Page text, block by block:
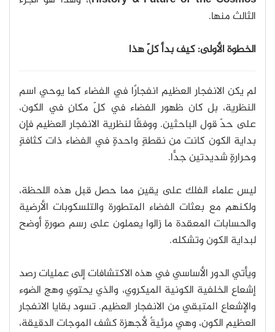
الثالث منها.
الخطوة الأولى: كيف بدأ كلّ هذا
لم يكن الانفجار العظيم انفجارًا في الفضاء كما يوحي اسم
النظرية، بل كان ظهور الفضاء في كلّ مكانٍ في الكون،
على حدّ قول الباحثين. ووفقًا لنظرية الانفجار العظيم فإن
بداية الكون كانت من نقطةٍ واحدةٍ في الفضاء ذات كثافةٍ
وحرارةٍ شديدتين جدًّا.
ليس علماء الفلك على يقينٍ مما حصل قبل هذه اللحظة،
ولكنهم مع بعثات الفضاء المتطورة والتلسكوبات الأرضية
والحسابات المعقدة ما زالوا يعملون على رسم صورةٍ أوضح
لبداية الكون وتشكله.
ويأتي الدور الأساسي في هذه الاكتشافات إلى عمليات رصد
إشعاع الخلفية الكونية الميكروي، والذي يحتوي وهج الضوء
والإشعاع المتبقي من الانفجار العظيم. تسود بقايا الانفجار
العظيم الكون، وهي مرئيةٌ لأجهزة كشف الموجات الدقيقة،